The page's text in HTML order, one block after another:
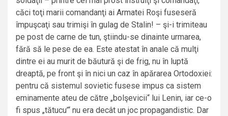
căci toţi marii comandanţi ai Armatei Roşi fuseseră
împuşcaţi sau trimişi în gulag de Stalin! – şi-i trimiteau
pe post de carne de tun, ştiindu-se dinainte urmarea,
fără să le pese de ea. Este atestat în anale că mulţi
dintre ei au murit de băutură şi de frig, nu în luptă
dreaptă, pe front şi în nici un caz în apărarea Ortodoxiei:
pentru că sistemul sovietic fusese impus ca sistem
eminamente ateu de către „bolşevicii“ lui Lenin, iar ce-o
fi spus „tătucu’“ nu era decât un joc propagandistic. Dar